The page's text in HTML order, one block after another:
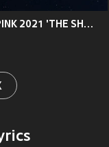
BLACKPINK 2021 'THE SHOW' LIVE